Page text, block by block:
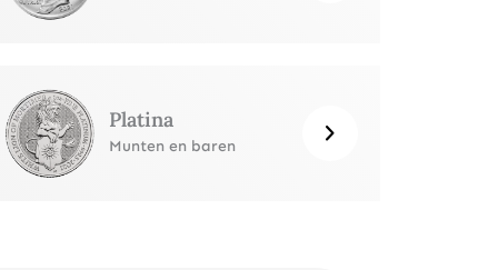
Platina
Munten en baren